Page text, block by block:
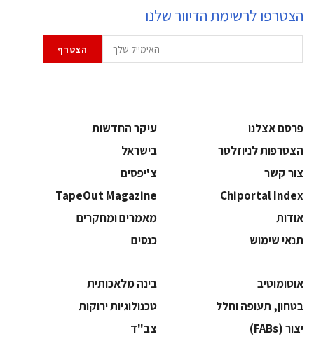
הצטרפו לרשימת הדיוור שלנו
פרסם אצלנו
עיקר החדשות
הצטרפות לניוזלטר
בישראל
צור קשר
צ'יפסים
Chiportal Index
TapeOut Magazine
אודות
מאמרים ומחקרים
תנאי שימוש
כנסים
אוטומוטיב
בינה מלאכותית
בטחון, תעופה וחלל
‫טכנולוגיות ירוקות‬
‫יצור (‪(FABs‬‬
‫צב"ד‬